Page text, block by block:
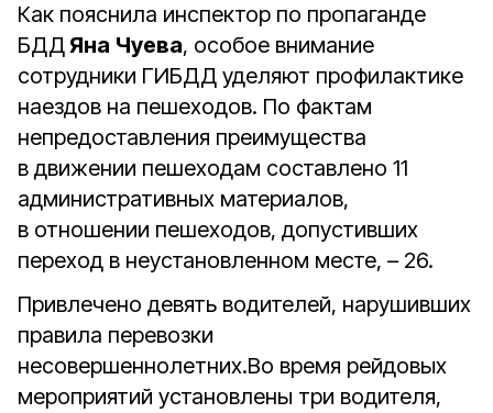
Как пояснила инспектор по пропаганде
БДДЯна Чуева, особое внимание
сотрудники ГИБДД уделяют профилактике
наездов на пешеходов. По фактам
непредоставления преимущества
в движении пешеходам составлено 11
административных материалов,
в отношении пешеходов, допустивших
переход в неустановленном месте, – 26.
Привлечено девять водителей, нарушивших
правила перевозки
несовершеннолетних.Во время рейдовых
мероприятий установлены три водителя,